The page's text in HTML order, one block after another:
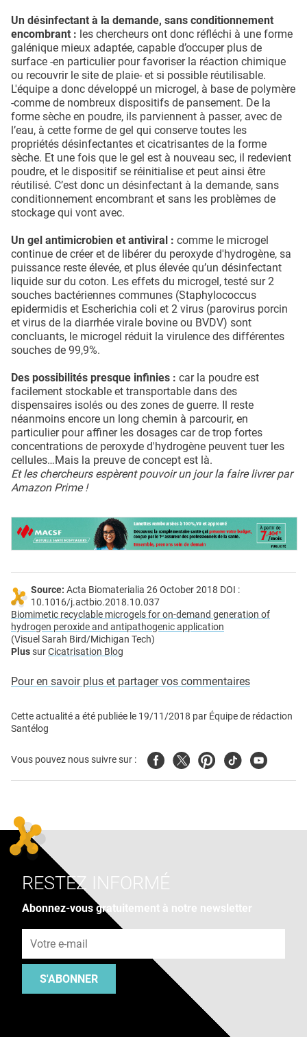
Un désinfectant à la demande, sans conditionnement
encombrant : les chercheurs ont donc réfléchi à une forme
galénique mieux adaptée, capable d’occuper plus de
surface -en particulier pour favoriser la réaction chimique
ou recouvrir le site de plaie- et si possible réutilisable.
L'équipe a donc développé un microgel, à base de polymère
-comme de nombreux dispositifs de pansement. De la
forme sèche en poudre, ils parviennent à passer, avec de
l’eau, à cette forme de gel qui conserve toutes les
propriétés désinfectantes et cicatrisantes de la forme
sèche. Et une fois que le gel est à nouveau sec, il redevient
poudre, et le dispositif se réinitialise et peut ainsi être
réutilisé. C’est donc un désinfectant à la demande, sans
conditionnement encombrant et sans les problèmes de
stockage qui vont avec.
Un gel antimicrobien et antiviral : comme le microgel
continue de créer et de libérer du peroxyde d'hydrogène, sa
puissance reste élevée, et plus élevée qu’un désinfectant
liquide sur du coton. Les effets du microgel, testé sur 2
souches bactériennes communes (Staphylococcus
epidermidis et Escherichia coli et 2 virus (parovirus porcin
et virus de la diarrhée virale bovine ou BVDV) sont
concluants, le microgel réduit la virulence des différentes
souches de 99,9%.
Des possibilités presque infinies : car la poudre est
facilement stockable et transportable dans des
dispensaires isolés ou des zones de guerre. Il reste
néanmoins encore un long chemin à parcourir, en
particulier pour affiner les dosages car de trop fortes
concentrations de peroxyde d'hydrogène peuvent tuer les
cellules…Mais la preuve de concept est là.
Et les chercheurs espèrent pouvoir un jour la faire livrer par
Amazon Prime !
Source: Acta Biomaterialia 26 October 2018 DOI :
10.1016/j.actbio.2018.10.037
Biomimetic recyclable microgels for on-demand generation of
hydrogen peroxide and antipathogenic application
(Visuel Sarah Bird/Michigan Tech)
PlussurCicatrisation Blog
Pour en savoir plus et partager vos commentaires
Cette actualité a été publiée le 19/11/2018 par Équipe de rédaction
Santélog
Vous pouvez nous suivre sur : FacebookTwitterPinterest
TiktokYoutube
RESTEZ INFORMÉ
Abonnez-vous gratuitement à notre newsletter
S'ABONNER